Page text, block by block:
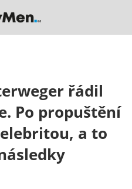
řádil
Po propuštění
a to